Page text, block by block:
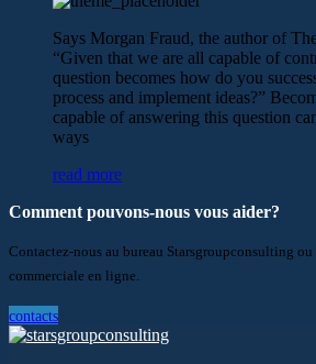
Says Morgan Fraud, the author of
“Given that we are all capable of
question becomes how do you
process and implement ideas?”
capable of answering this question
ways
read more
Comment pouvons-nous vous aider?
Contactez-nous au bureau Starsgroupconsulting ou
commerciale en ligne.
contacts